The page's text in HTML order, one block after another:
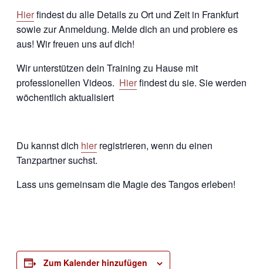
Hierfindest du alle Details zu Ort und Zeit in Frankfurt
sowie zur Anmeldung. Melde dich an und probiere es
aus! Wir freuen uns auf dich!
Wir unterstützen dein Training zu Hause mit
professionellen Videos. Hierfindest du sie. Sie werden
wöchentlich aktualisiert
Du kannst dich hier registrieren, wenn du einen
Tanzpartner suchst.
Lass uns gemeinsam die Magie des Tangos erleben!
Zum Kalender hinzufügen